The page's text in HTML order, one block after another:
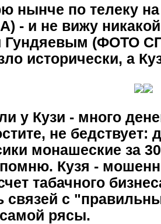
нынче по телеку
- и не вижу
(ФОТО
исторически, а
у Кузи - много
не
монашеские за
Кузя -
табачного
связей с
рясы.